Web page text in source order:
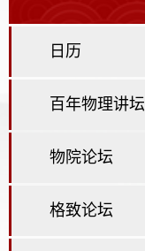
日历
百年物理讲坛
物院论坛
格致论坛